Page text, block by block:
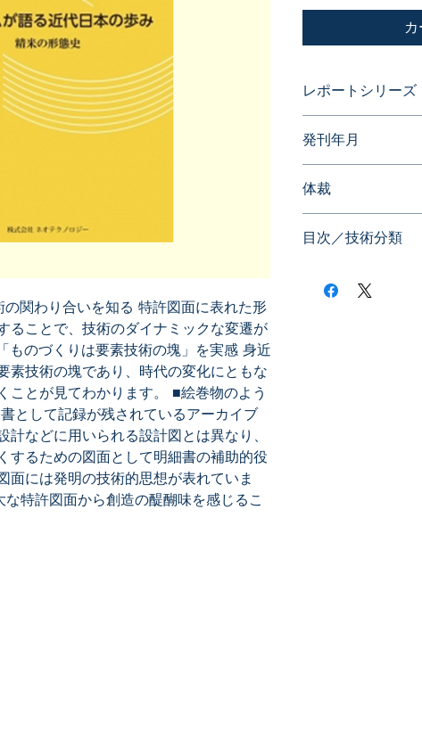
関わり合いを知る 特許図面に表れた形
ることで、技術のダイナミックな変遷が
ものづくりは要素技術の塊」を実感 身近
素技術の塊であり、時代の変化にともな
ことが見てわかります。 ■絵巻物のよう
として記録が残されているアーカイブ
などに用いられる設計図とは異なり、
するための図面として明細書の補助的役
面には発明の技術的思想が表れていま
特許図面から創造の醍醐味を感じるこ
レポートシリーズ
発刊年月
体裁
目次／技術分類